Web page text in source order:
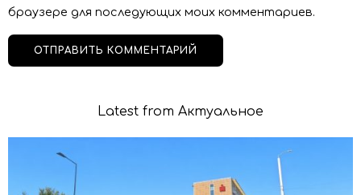
браузере для последующих моих комментариев.
Latest from Актуальное